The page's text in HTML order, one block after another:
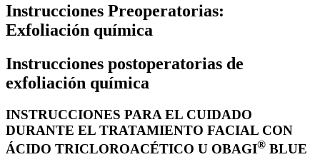
Instrucciones Preoperatorias:
Exfoliación química
Instrucciones postoperatorias de
exfoliación química
INSTRUCCIONES PARA EL CUIDADO
DURANTE EL TRATAMIENTO FACIAL CON
ÁCIDO TRICLOROACÉTICO U OBAGI® BLUE